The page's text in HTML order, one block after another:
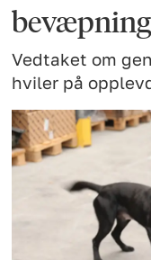
Vedtaket om
hviler på